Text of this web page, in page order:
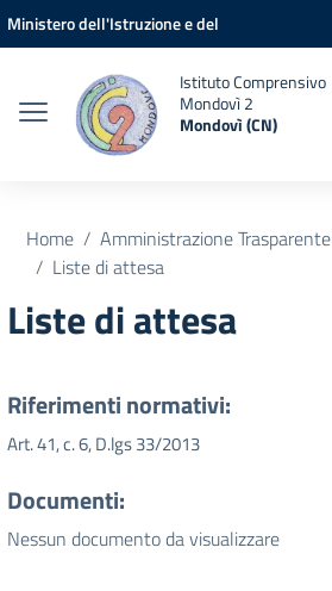
Vai ai contenuti
Vai al menu di navigazione
Vai al footer
Ministero dell'Istruzione e del
Istituto Comprensivo
Mondovì 2
Mondovì (CN)
Home Amministrazione Trasparente
Liste di attesa
Liste di attesa
Riferimenti normativi:
Art. 41, c. 6, D.lgs 33/2013
Documenti:
Nessun documento da visualizzare